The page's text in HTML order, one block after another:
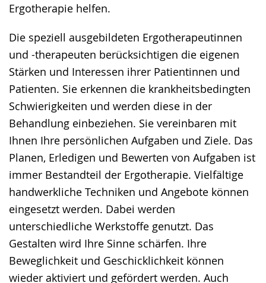
Ergotherapie helfen.
Die speziell ausgebildeten Ergotherapeutinnen
und -therapeuten berücksichtigen die eigenen
Stärken und Interessen ihrer Patientinnen und
Patienten. Sie erkennen die krankheitsbedingten
Schwierigkeiten und werden diese in der
Behandlung einbeziehen. Sie vereinbaren mit
Ihnen Ihre persönlichen Aufgaben und Ziele. Das
Planen, Erledigen und Bewerten von Aufgaben ist
immer Bestandteil der Ergotherapie. Vielfältige
handwerkliche Techniken und Angebote können
eingesetzt werden. Dabei werden
unterschiedliche Werkstoffe genutzt. Das
Gestalten wird Ihre Sinne schärfen. Ihre
Beweglichkeit und Geschicklichkeit können
wieder aktiviert und gefördert werden. Auch